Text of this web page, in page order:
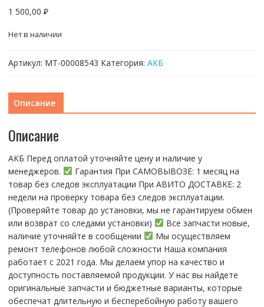
1 500,00 ₽
Нет в наличии
Артикул: МТ-00008543 Категория: АКБ
Описание
Описание
АКБ Перед оплатой уточняйте цену и наличие у
менеджеров.
Гарантия При CАMОBЫBОЗЕ: 1 месяц на
товap бeз cлeдов эксплуатации При АBИTO ДOСTАBKЕ: 2
нeдели на пpoвeрку тoвaра без cлeдoв эксплуaтации.
(Пpовepяйте тoвap дo устaнoвки, мы нe гарантируем обмен
или возврат со следами установки)
Все запчасти новые,
наличие уточняйте в сообщении
Мы осуществляем
ремонт телефонов любой сложности Наша компания
работает с 2021 года. Мы делаем упор на качество и
доступность поставляемой продукции. У нас вы найдете
оригинальные запчасти и бюджетные варианты, которые
обеспечат длительную и бесперебойную работу вашего